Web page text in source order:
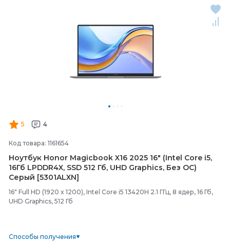
5 4
Код товара: 1161654
Ноутбук Honor Magicbook X16 2025 16" (Intel Core i5,
16Гб LPDDR4X, SSD 512 Гб, UHD Graphics, Без ОС)
Серый [5301ALXN]
16" Full HD (1920 x 1200), Intel Core i5 13420H 2.1 ГГц, 8 ядер, 16 Гб,
UHD Graphics, 512 Гб
Способы получения